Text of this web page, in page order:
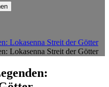
Lokasenna Streit der Götter
Lokasenna Streit der Götter